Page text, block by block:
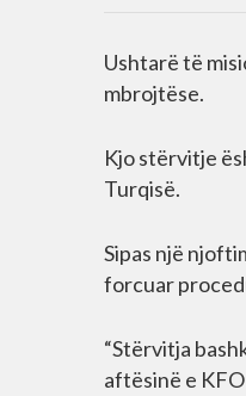
Ushtarë të
mbrojtëse.
Kjo stërvitje
Turqisë.
Sipas një
forcuar
“Stërvitja
aftësinë e